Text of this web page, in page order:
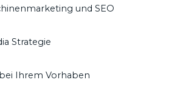
und SEO
Strategie
Ihrem Vorhaben